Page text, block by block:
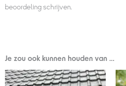
beoordeling schrijven.
Je zou ook kunnen houden van …